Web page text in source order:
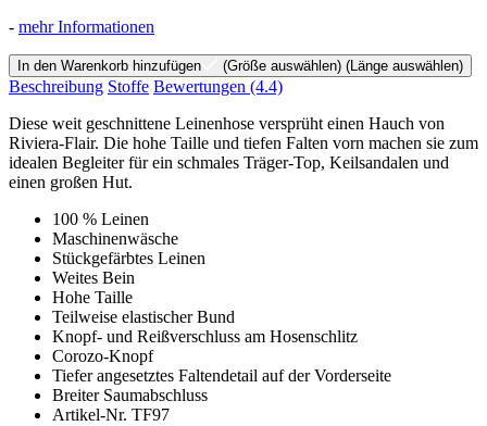
- mehr Informationen
In den Warenkorb hinzufügen (Größe auswählen) (Länge auswählen)
Beschreibung Stoffe Bewertungen (4.4)
Diese weit geschnittene Leinenhose versprüht einen Hauch von
Riviera-Flair. Die hohe Taille und tiefen Falten vorn machen sie zum
idealen Begleiter für ein schmales Träger-Top, Keilsandalen und
einen großen Hut.
100 % Leinen
Maschinenwäsche
Stückgefärbtes Leinen
Weites Bein
Hohe Taille
Teilweise elastischer Bund
Knopf- und Reißverschluss am Hosenschlitz
Corozo-Knopf
Tiefer angesetztes Faltendetail auf der Vorderseite
Breiter Saumabschluss
Artikel-Nr. TF97